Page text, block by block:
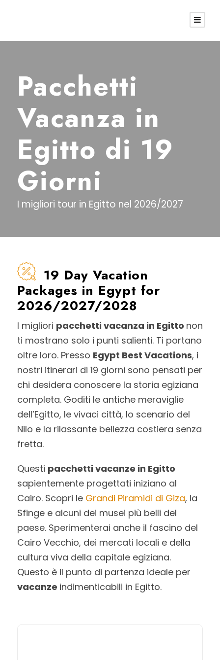
Pacchetti
Vacanza in
Egitto di 19
Giorni
I migliori tour in Egitto nel 2026/2027
19 Day Vacation
Packages in Egypt for
2026/2027/2028
I migliori pacchetti vacanza in Egitto non
ti mostrano solo i punti salienti. Ti portano
oltre loro. Presso Egypt Best Vacations, i
nostri itinerari di 19 giorni sono pensati per
chi desidera conoscere la storia egiziana
completa. Goditi le antiche meraviglie
dell’Egitto, le vivaci città, lo scenario del
Nilo e la rilassante bellezza costiera senza
fretta.
Questi pacchetti vacanze in Egitto
sapientemente progettati iniziano al
Cairo. Scopri le Grandi Piramidi di Giza, la
Sfinge e alcuni dei musei più belli del
paese. Sperimenterai anche il fascino del
Cairo Vecchio, dei mercati locali e della
cultura viva della capitale egiziana.
Questo è il punto di partenza ideale per
vacanze indimenticabili in Egitto.